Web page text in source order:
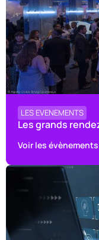
LES EVENEMENTS
Les grands
Voir les évènements